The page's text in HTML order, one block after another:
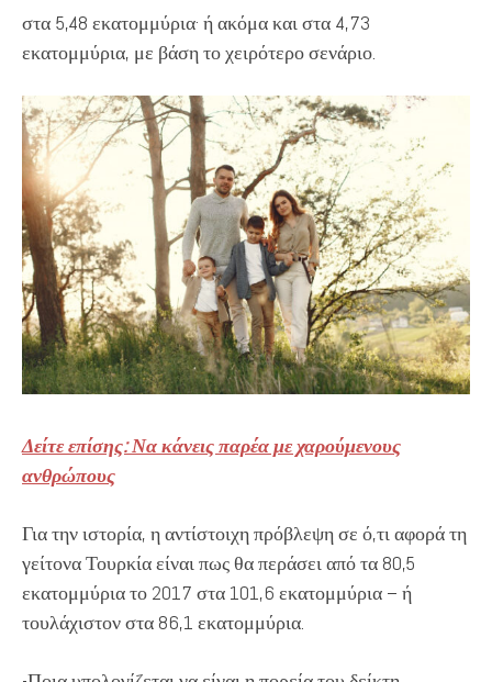
στα 5,48 εκατομμύρια· ή ακόμα και στα 4,73
εκατομμύρια, με βάση το χειρότερο σενάριο.
Δείτε επίσης: Να κάνεις παρέα με χαρούμενους
ανθρώπους
Για την ιστορία, η αντίστοιχη πρόβλεψη σε ό,τι αφορά τη
γείτονα Τουρκία είναι πως θα περάσει από τα 80,5
εκατομμύρια το 2017 στα 101,6 εκατομμύρια – ή
τουλάχιστον στα 86,1 εκατομμύρια.